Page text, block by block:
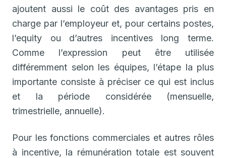
ajoutent aussi le coût des avantages pris en
charge par l’employeur et, pour certains postes,
l’equity ou d’autres incentives long terme.
Comme l’expression peut être utilisée
différemment selon les équipes, l’étape la plus
importante consiste à préciser ce qui est inclus
et la période considérée (mensuelle,
trimestrielle, annuelle).
Pour les fonctions commerciales et autres rôles
à incentive, la rémunération totale est souvent